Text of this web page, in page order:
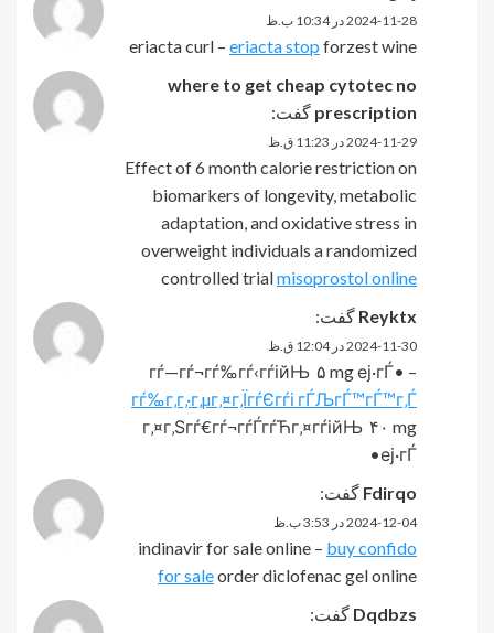
2024-11-28 در 10:34 ب.ظ
eriacta curl – eriacta stop forzest wine
where to get cheap cytotec no
prescription گفت:
2024-11-29 در 11:23 ق.ظ
Effect of 6 month calorie restriction on
biomarkers of longevity, metabolic
adaptation, and oxidative stress in
overweight individuals a randomized
controlled trialmisoprostol online
Reyktx گفت:
2024-11-30 در 12:04 ق.ظ
гѓ—гѓ¬гѓ‰гѓ‹гѓійЊ ۵ mg еј·гЃ• –
гѓ‰г‚­г‚·г‚µг‚¤г‚ЇгѓЄгѓі гЃЉгЃ™гЃ™г‚Ѓ
г‚¤г‚Ѕгѓ€гѓ¬гѓЃгѓЋг‚¤гѓійЊ ۴۰ mg
еј·гЃ•
Fdirqo گفت:
2024-12-04 در 3:53 ب.ظ
indinavir for sale online – buy confido
for saleorder diclofenac gel online
Dqdbzs گفت: